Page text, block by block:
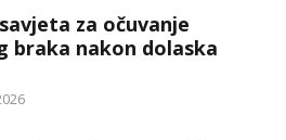
za očuvanje
braka nakon dolaska